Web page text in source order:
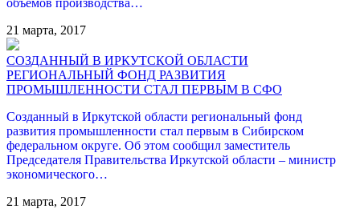
объемов производства…
21 марта, 2017
СОЗДАННЫЙ В ИРКУТСКОЙ ОБЛАСТИ
РЕГИОНАЛЬНЫЙ ФОНД РАЗВИТИЯ
ПРОМЫШЛЕННОСТИ СТАЛ ПЕРВЫМ В СФО
Созданный в Иркутской области региональный фонд
развития промышленности стал первым в Сибирском
федеральном округе. Об этом сообщил заместитель
Председателя Правительства Иркутской области – министр
экономического…
21 марта, 2017